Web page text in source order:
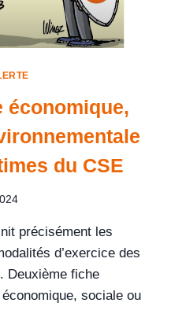
économique,
du CSE
précisément les
d’exercice des
Deuxième fiche
sociale ou